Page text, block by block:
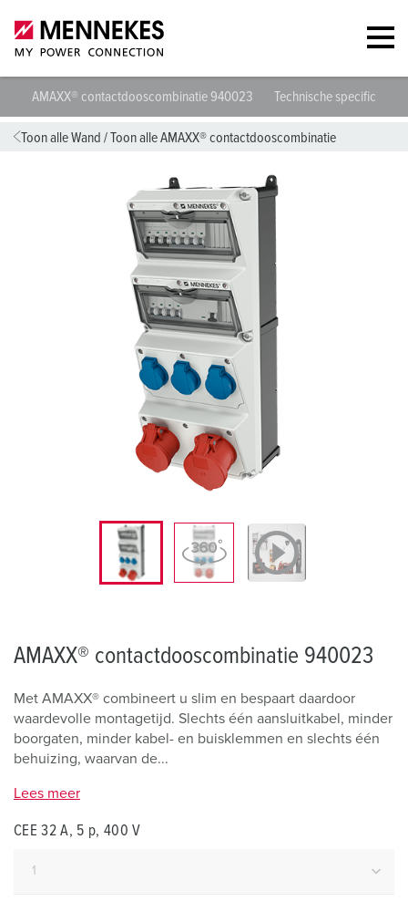
AMAXX® contactdooscombinatie 940023 Technische specificaties
Toon alle Wand /Toon alle AMAXX® contactdooscombinatie
AMAXX® contactdooscombinatie 940023
Met AMAXX® combineert u slim en bespaart daardoor
waardevolle montagetijd. Slechts één aansluitkabel, minder
boorgaten, minder kabel- en buisklemmen en slechts één
behuizing, waarvan de...
Lees meer
CEE 32 A, 5 p, 400 V